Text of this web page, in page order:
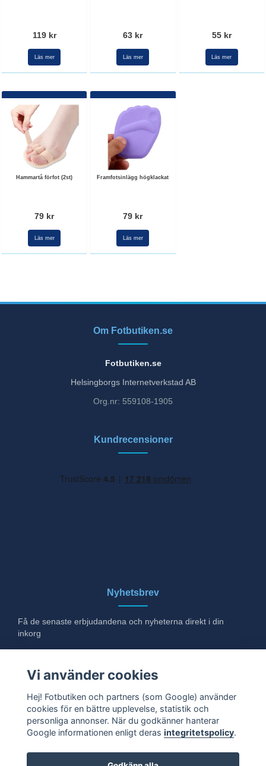
119 kr
Läs mer
63 kr
Läs mer
55 kr
Läs mer
Hammartå förfot (2st)
79 kr
Läs mer
Framfotsinlägg högklackat
79 kr
Läs mer
Om Fotbutiken.se
Fotbutiken.se
Helsingborgs Internetverkstad AB
Org.nr: 559108-1905
Kundrecensioner
Nyhetsbrev
Få de senaste erbjudandena och nyheterna direkt i din
inkorg
Ja tack!
Vi använder cookies
Hej! Fotbutiken och partners (som Google) använder
cookies för en bättre upplevelse, statistik och
personliga annonser. När du godkänner hanterar
Google informationen enligt deras integritetspolicy.